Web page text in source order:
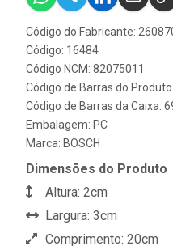
Código do Fabricante:
Código: 16484
Código NCM: 82075011
Código de Barras do
Código de Barras da Caixa:
Embalagem: PC
Marca: BOSCH
Dimensões do Produto
Altura: 2cm
Largura: 3cm
Comprimento: 20cm